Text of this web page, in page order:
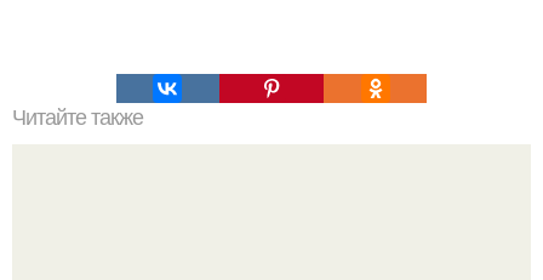
Читайте также